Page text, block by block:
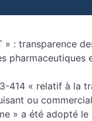
» : transparence
pharmaceutiques
414 « relatif à la
ou
» a été adopté le